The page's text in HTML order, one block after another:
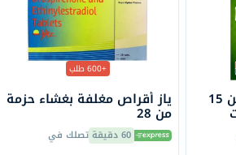
لصقات نيكوريت نيكوتين 15
+600 طلب
ياز أقراص مغلفة بغشاء حزمة
من 28
60 دقيقة تصلك في